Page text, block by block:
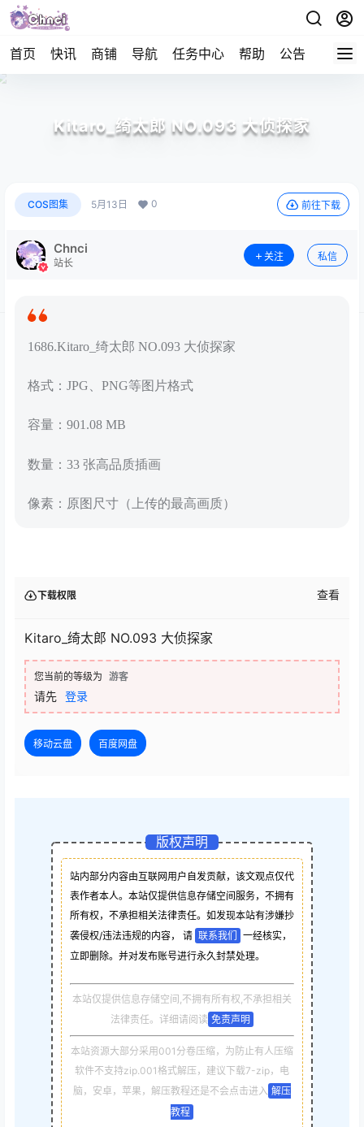
首页 快讯 商铺 导航 任务中心 帮助 公告 APP下
Kitaro_绮太郎 NO.093 大侦探家
COS图集 5月13日 0 前往下载
Chnci
站长
关注 私信
1686.Kitaro_绮太郎 NO.093 大侦探家
格式：JPG、PNG等图片格式
容量：901.08 MB
数量：33 张高品质插画
像素：原图尺寸（上传的最高画质）
下载权限 查看
Kitaro_绮太郎 NO.093 大侦探家
您当前的等级为 游客
请先 登录
移动云盘 百度网盘
版权声明
站内部分内容由互联网用户自发贡献，该文观点仅代
表作者本人。本站仅提供信息存储空间服务，不拥有
所有权，不承担相关法律责任。如发现本站有涉嫌抄
袭侵权/违法违规的内容， 请 联系我们
一经核实，
立即删除。并对发布账号进行永久封禁处理。
本站仅提供信息存储空间,不拥有所有权,不承担相关
法律责任。详细请阅读 免责声明
本站资源大部分采用001分卷压缩，为防止有人压缩
软件不支持zip.001格式解压，建议下载7-zip，电
脑，安卓，苹果，解压教程还是不会点击进入 解压
教程